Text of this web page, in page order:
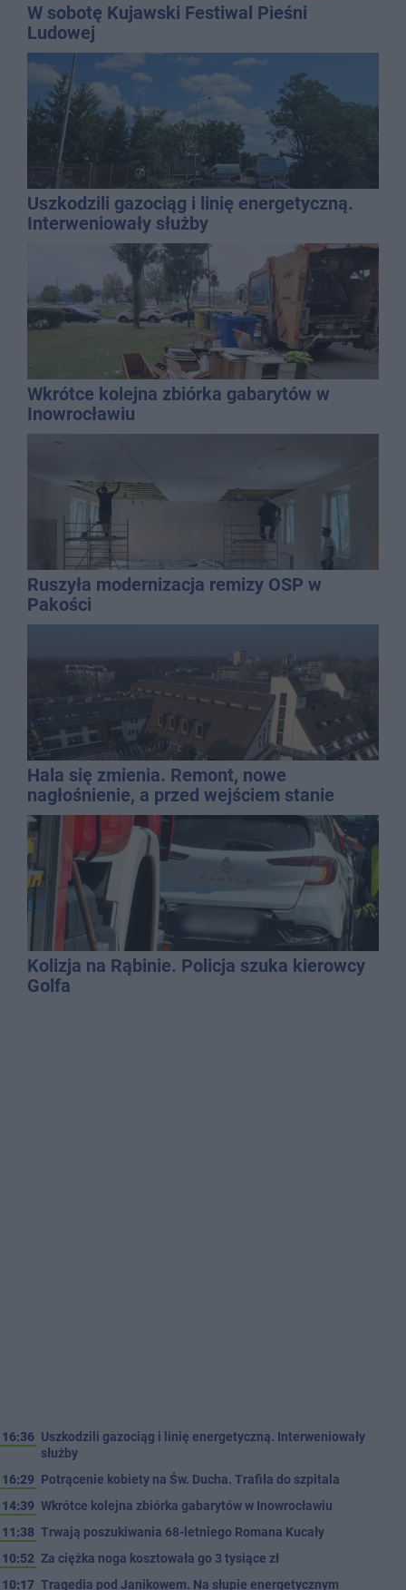
W sobotę Kujawski Festiwal Pieśni
Ludowej
Uszkodzili gazociąg i linię energetyczną.
Interweniowały służby
Wkrótce kolejna zbiórka gabarytów w
Inowrocławiu
Ruszyła modernizacja remizy OSP w
Pakości
Hala się zmienia. Remont, nowe
nagłośnienie, a przed wejściem stanie
QEMETICA ARENA
Kolizja na Rąbinie. Policja szuka kierowcy
Golfa
16:36 Uszkodzili gazociąg i linię energetyczną. Interweniowały
służby
16:29 Potrącenie kobiety na Św. Ducha. Trafiła do szpitala
14:39 Wkrótce kolejna zbiórka gabarytów w Inowrocławiu
11:38 Trwają poszukiwania 68-letniego Romana Kucały
10:52 Za ciężka noga kosztowała go 3 tysiące zł
10:17 Tragedia pod Janikowem. Na słupie energetycznym